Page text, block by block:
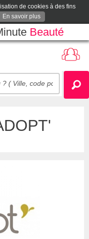
de cookies à des fins
En savoir plus
Beauté